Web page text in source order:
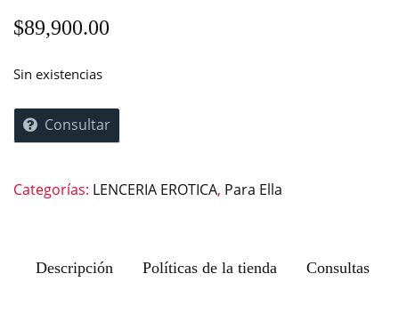
$89,900.00
Sin existencias
Consultar
Categorías: LENCERIA EROTICA, Para Ella
Descripción Políticas de la tienda Consultas